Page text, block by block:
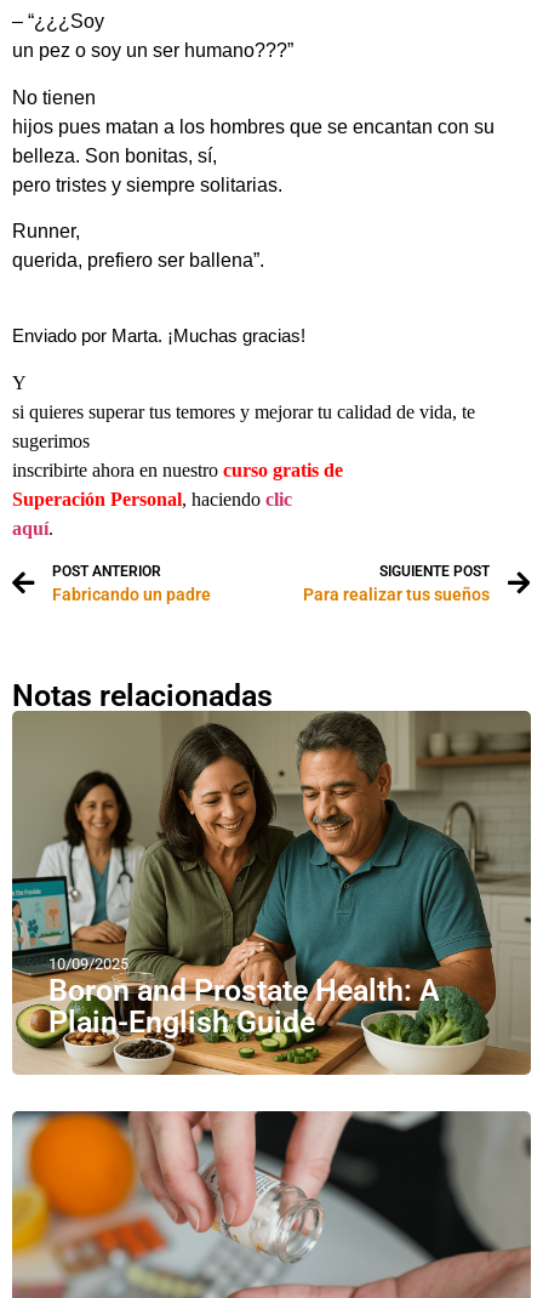
– “¿¿¿Soy
un pez o soy un ser humano???”
No tienen
hijos pues matan a los hombres que se encantan con su
belleza. Son bonitas, sí,
pero tristes y siempre solitarias.
Runner,
querida, prefiero ser ballena”.
Enviado por Marta. ¡Muchas gracias!
Y
si quieres superar tus temores y mejorar tu calidad de vida, te
sugerimos
inscribirte ahora en nuestro curso gratis de
Superación Personal, haciendo clic
aquí.
POST ANTERIOR
Fabricando un padre
SIGUIENTE POST
Para realizar tus sueños
Notas relacionadas
10/09/2025
Boron and Prostate Health: A
Plain-English Guide